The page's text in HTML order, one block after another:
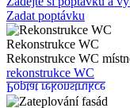
Zadat poptávku
Rekonstrukce WC
Rekonstrukce WC
rekonstrukce WC
Poptat rekonstrukce